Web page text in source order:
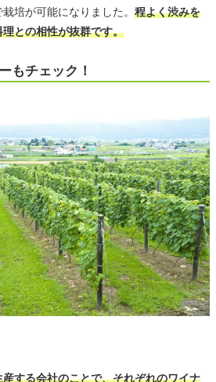
培が可能になりました。 程よく渋みを
との相性が抜群です。
もチェック！
する会社のことで、それぞれのワイナ